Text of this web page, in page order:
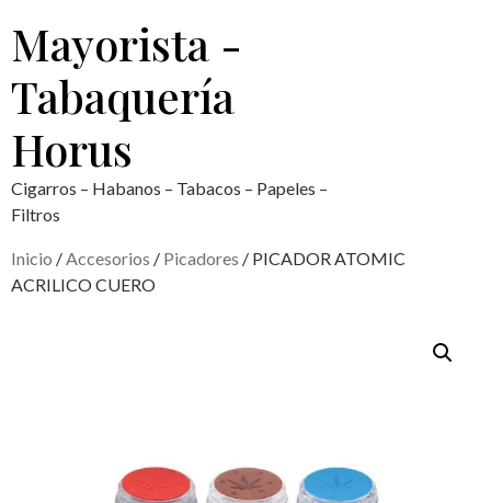
Mayorista -
Tabaquería
Horus
Cigarros – Habanos – Tabacos – Papeles –
Filtros
Inicio /Accesorios / Picadores / PICADOR ATOMIC
ACRILICO CUERO